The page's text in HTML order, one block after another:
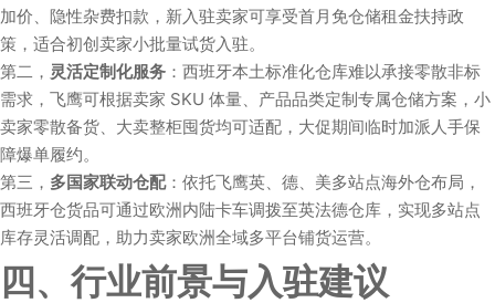
加价、隐性杂费扣款，新入驻卖家可享受首月免仓储租金扶持政
策，适合初创卖家小批量试货入驻。
第二， 灵活定制化服务 ：西班牙本土标准化仓库难以承接零散非标
需求，飞鹰可根据卖家 SKU 体量、产品品类定制专属仓储方案，小
卖家零散备货、大卖整柜囤货均可适配，大促期间临时加派人手保
障爆单履约。
第三， 多国家联动仓配：依托飞鹰英、德、美多站点海外仓布局，
西班牙仓货品可通过欧洲内陆卡车调拨至英法德仓库，实现多站点
库存灵活调配，助力卖家欧洲全域多平台铺货运营。
四、行业前景与入驻建议